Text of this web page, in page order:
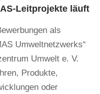
Leitprojekte läuft
als
Umweltnetzwerks“
Umwelt e. V.
Produkte,
oder